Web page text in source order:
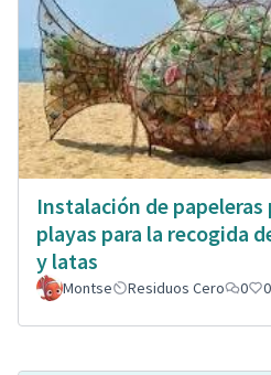
Instalación de papeleras
playas para la recogida
y latas
Montse Residuos Cero 0 0